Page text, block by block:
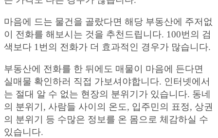
마음에 드는 물건을 골랐다면 해당 부동산에 주저없
이 전화를 해보시는 것을 추천드립니다. 100번의 검
색보다 1번의 전화가 더 효과적인 경우가 많습니다.
부동산에 전화를 한 뒤에도 매물이 마음에 든다면
실매물 확인하러 직접 가보셔야합니다. 인터넷에서
는 절대 알 수 없는 현장의 분위기가 있습니다. 동네
의 분위기, 사람들 사이의 온도, 입주민의 표정, 상권
의 분위기 등 수많은 정보를 온 몸으로 체감하실 수
있습니다.